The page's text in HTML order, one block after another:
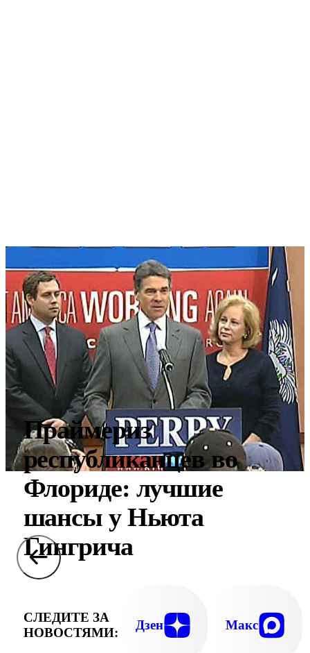
Праймериз
республиканцев во
Флориде: лучшие
шансы у Ньюта
Гингрича
СЛЕДИТЕ ЗА
НОВОСТЯМИ:
Дзен Макс